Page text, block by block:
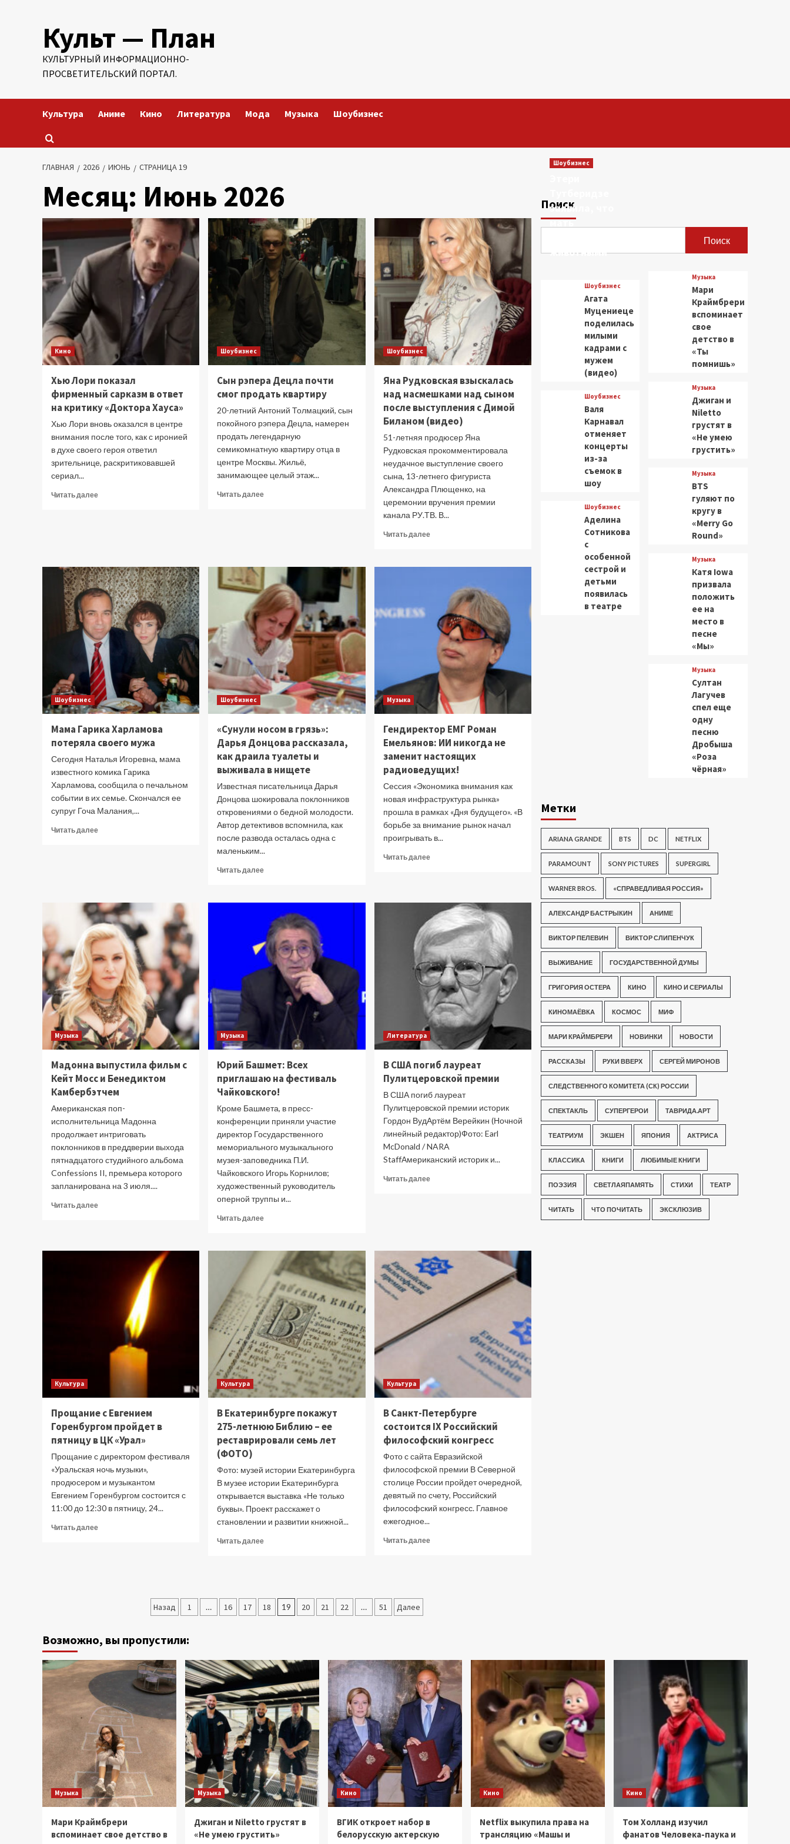
содержимомуКульт — План
КУЛЬТУРНЫЙ ИНФОРМАЦИОННО-
ПРОСВЕТИТЕЛЬСКИЙ ПОРТАЛ.
Культура Аниме Кино Литература Мода Музыка Шоубизнес
ГЛАВНАЯ 2026 ИЮНЬ СТРАНИЦА 19
Месяц: Июнь 2026
Кино
Хью Лори показал
фирменный сарказм в ответ
на критику «Доктора Хауса»
Хью Лори вновь оказался в центре
внимания после того, как с иронией
в духе своего героя ответил
зрительнице, раскритиковавшей
сериал...
Читать далееПрочитать
сарказм
в
ответ
критику
«Доктора
Хауса»
Шоубизнес
Сын рэпера Децла почти
смог продать квартиру
20-летний Антоний Толмацкий, сын
покойного рэпера Децла, намерен
продать легендарную
семикомнатную квартиру отца в
центре Москвы. Жильё,
занимающее целый этаж...
Читать далееПрочитать
продать
квартиру
Шоубизнес
Яна Рудковская взыскалась
над насмешками над сыном
после выступления с Димой
Биланом (видео)
51-летняя продюсер Яна
Рудковская прокомментировала
неудачное выступление своего
сына, 13-летнего фигуриста
Александра Плющенко, на
церемонии вручения премии
канала РУ.ТВ. В...
Читать далееПрочитать
Яна
взыскалась
насмешками
над
сыном
после
выступления
Димой
Биланом
(видео)
Шоубизнес
Мама Гарика Харламова
потеряла своего мужа
Сегодня Наталья Игоревна, мама
известного комика Гарика
Харламова, сообщила о печальном
событии в их семье. Скончался ее
супруг Гоча Малания,...
Читать далееПрочитать
своего
мужа
Шоубизнес
«Сунули носом в грязь»:
Дарья Донцова рассказала,
как драила туалеты и
выживала в нищете
Известная писательница Дарья
Донцова шокировала поклонников
откровениями о бедной молодости.
Автор детективов вспомнила, как
после развода осталась одна с
маленьким...
Читать далееПрочитать
«Сунули
носом
грязь»:
Дарья
Донцова
рассказала,
драила
туалеты
выживала
нищете
Музыка
Гендиректор ЕМГ Роман
Емельянов: ИИ никогда не
заменит настоящих
радиоведущих!
Сессия «Экономика внимания как
новая инфраструктура рынка»
прошла в рамках «Дня будущего». «В
борьбе за внимание рынок начал
проигрывать в...
Читать далееПрочитать
Роман
Емельянов:
ИИ
никогда
не
заменит
настоящих
радиоведущих!
Музыка
Мадонна выпустила фильм с
Кейт Мосс и Бенедиктом
Камбербэтчем
Американская поп-
исполнительница Мадонна
продолжает интриговать
поклонников в преддверии выхода
пятнадцатого студийного альбома
Confessions II, премьера которого
запланирована на 3 июля....
Читать далееПрочитать
Бенедиктом
Камбербэтчем
Музыка
Юрий Башмет: Всех
приглашаю на фестиваль
Чайковского!
Кроме Башмета, в пресс-
конференции приняли участие
директор Государственного
мемориального музыкального
музея-заповедника П.И.
Чайковского Игорь Корнилов;
художественный руководитель
оперной труппы и...
Читать далееПрочитать
Юрий
Башмет:
Всех
приглашаю
на
фестиваль
Чайковского!
Литература
В США погиб лауреат
Пулитцеровской премии
В США погиб лауреат
Пулитцеровской премии историк
Гордон ВудАртём Верейкин (Ночной
линейный редактор)Фото: Earl
McDonald / NARA
StaffАмериканский историк и...
Читать далееПрочитать
Пулитцеровской
премии
Культура
Прощание с Евгением
Горенбургом пройдет в
пятницу в ЦК «Урал»
Прощание с директором фестиваля
«Уральская ночь музыки»,
продюсером и музыкантом
Евгением Горенбургом состоится с
11:00 до 12:30 в пятницу, 24...
Читать далееПрочитать
в
ЦК
«Урал»
Культура
В Екатеринбурге покажут
275-летнюю Библию – ее
реставрировали семь лет
(ФОТО)
Фото: музей истории Екатеринбурга
В музее истории Екатеринбурга
открывается выставка «Не только
буквы». Проект расскажет о
становлении и развитии книжной...
Читать далееПрочитать
275-
летнюю
реставрировали
семь
лет
(ФОТО)
Культура
В Санкт-Петербурге
состоится IX Российский
философский конгресс
Фото с сайта Евразийской
философской премии В Северной
столице России пройдет очередной,
девятый по счету, Российский
философский конгресс. Главное
ежегодное...
Читать далееПрочитать
Пагинация
Назад 1 … 16 17 18 19 20 21 22 … 51 Далее
Поиск
Поиск
Шоубизнес
заявила, что
мать
животными
Шоубизнес
Агата
Муцениеце
поделилась
милыми
кадрами с
мужем
(видео)
Шоубизнес
Валя
Карнавал
отменяет
концерты
из-за
съемок в
шоу
Шоубизнес
Аделина
Сотникова
с
особенной
сестрой и
детьми
появилась
в театре
Музыка
Мари
Краймбрери
вспоминает
свое
детство в
«Ты
помнишь»
Музыка
Джиган и
Niletto
грустят в
«Не умею
грустить»
Музыка
BTS
гуляют по
кругу в
«Merry Go
Round»
Музыка
Катя Iowa
призвала
положить
ее на
место в
песне
«Мы»
Музыка
Султан
Лагучев
спел еще
одну
песню
Дробыша
«Роза
чёрная»
Метки
ARIANA GRANDE BTS DC NETFLIX
PARAMOUNT SONY PICTURES SUPERGIRL
WARNER BROS. «СПРАВЕДЛИВАЯ РОССИЯ»
АЛЕКСАНДР БАСТРЫКИН АНИМЕ
ВИКТОР ПЕЛЕВИН ВИКТОР СЛИПЕНЧУК
ВЫЖИВАНИЕ ГОСУДАРСТВЕННОЙ ДУМЫ
ГРИГОРИЯ ОСТЕРА КИНО КИНО И СЕРИАЛЫ
КИНОМАЁВКА КОСМОС МИФ
МАРИ КРАЙМБРЕРИ НОВИНКИ НОВОСТИ
РАССКАЗЫ РУКИ ВВЕРХ СЕРГЕЙ МИРОНОВ
СЛЕДСТВЕННОГО КОМИТЕТА (СК) РОССИИ
СПЕКТАКЛЬ СУПЕРГЕРОИ ТАВРИДА.АРТ
ТЕАТРИУМ ЭКШЕН ЯПОНИЯ АКТРИСА
КЛАССИКА КНИГИ ЛЮБИМЫЕ КНИГИ
ПОЭЗИЯ СВЕТЛАЯПАМЯТЬ СТИХИ ТЕАТР
ЧИТАТЬ ЧТО ПОЧИТАТЬ ЭКСКЛЮЗИВ
Возможно, вы пропустили:
Музыка
Мари Краймбрери
вспоминает свое детство в
Музыка
Джиган и Niletto грустят в
«Не умею грустить»
Кино
ВГИК откроет набор в
белорусскую актерскую
Кино
Netflix выкупила права на
трансляцию «Машы и
Кино
Том Холланд изучил
фанатов Человека-паука и